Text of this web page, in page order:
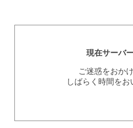
現在サーバ
ご迷惑をおか
しばらく時間を